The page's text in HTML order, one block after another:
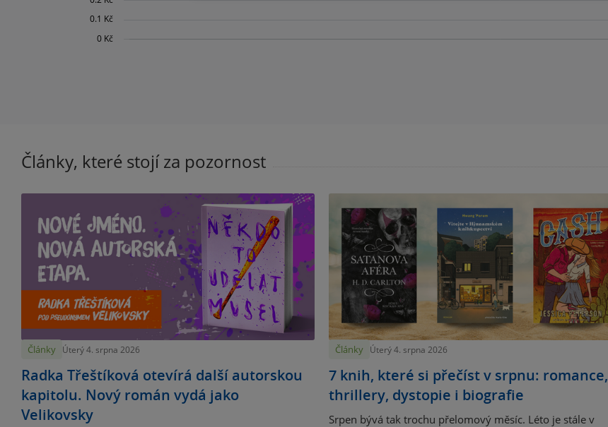
Články, které stojí za pozornost
Články Úterý 4. srpna 2026
Radka Třeštíková otevírá další autorskou
kapitolu. Nový román vydá jako
Velikovsky
Články Úterý 4. srpna 2026
7 knih, které si přečíst v srpnu: romance,
thrillery, dystopie i biografie
Srpen bývá tak trochu přelomový měsíc. Léto je stále v